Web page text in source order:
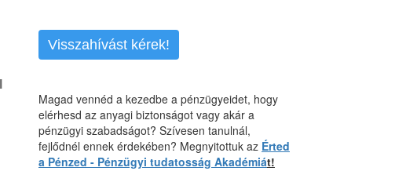
Visszahívást kérek!
Magad vennéd a kezedbe a pénzügyeidet, hogy
elérhesd az anyagi biztonságot vagy akár a
pénzügyi szabadságot? Szívesen tanulnál,
fejlődnél ennek érdekében? Megnyitottuk az Érted
a Pénzed - Pénzügyi tudatosság Akadémiát!